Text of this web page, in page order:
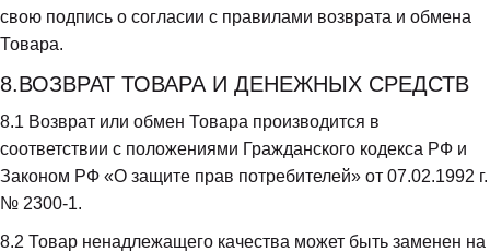
свою подпись о согласии с правилами возврата и обмена
Товара.
8.ВОЗВРАТ ТОВАРА И ДЕНЕЖНЫХ СРЕДСТВ
8.1 Возврат или обмен Товара производится в
соответствии с положениями Гражданского кодекса РФ и
Законом РФ «О защите прав потребителей» от 07.02.1992 г.
№ 2300-1.
8.2 Товар ненадлежащего качества может быть заменен на